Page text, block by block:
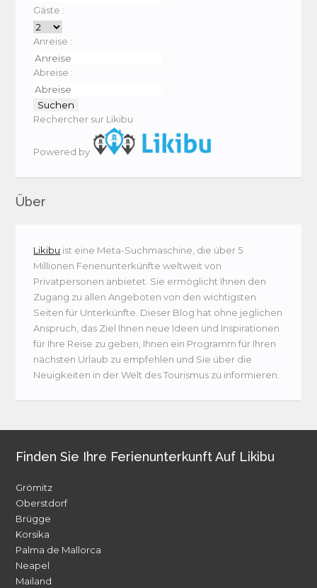
Gäste :
Anreise :
Abreise :
Rechercher sur Likibu
Powered by
Über
Likibu ist eine Meta-Suchmaschine, die über 5
Millionen Ferienunterkünfte weltweit von
Privatpersonen anbietet. Sie ermöglicht Ihnen den
Zugang zu allen Angeboten von den wichtigsten
Seiten für Unterkünfte. Dieser Blog hat ohne jeglichen
Anspruch, das Ziel Ihnen neue Ideen und Inspirationen
für Ihre Reise zu geben, Ihnen ein Programm für Ihren
nächsten Urlaub zu empfehlen und Sie über die
Neuigkeiten in der Welt des Tourismus zu informieren.
Finden Sie Ihre Ferienunterkunft Auf Likibu
Grömitz
Oberstdorf
Brügge
Korsika
Palma de Mallorca
Neapel
Mailand